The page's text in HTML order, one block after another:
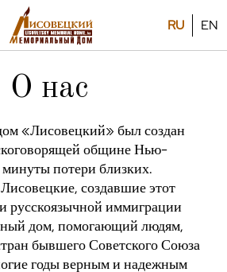
RU EN
О нас
«Лисовецкий» был создан
общине Нью-
потери близких.
создавшие этот
русскоязычной иммиграции
дом, помогающий людям,
бывшего Советского Союза
годы верным и надежным